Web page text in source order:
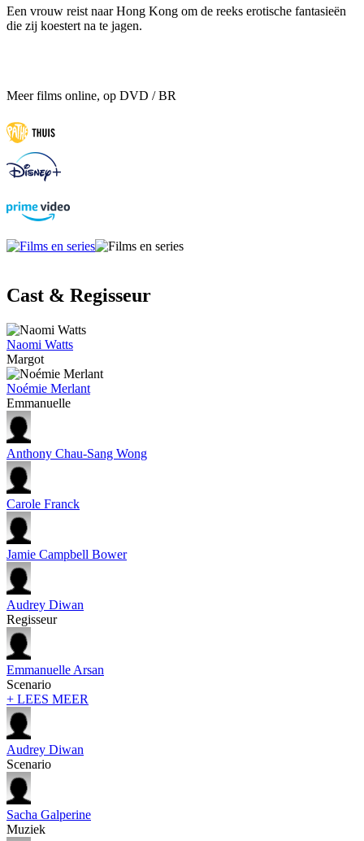
Een vrouw reist naar Hong Kong om de reeks erotische fantasieën
die zij koestert na te jagen.
Meer films online, op DVD / BR
Cast & Regisseur
Naomi Watts
Margot
Noémie Merlant
Emmanuelle
Anthony Chau-Sang Wong
Carole Franck
Jamie Campbell Bower
Audrey Diwan
Regisseur
Emmanuelle Arsan
Scenario
+ LEES MEER
Audrey Diwan
Scenario
Sacha Galperine
Muziek